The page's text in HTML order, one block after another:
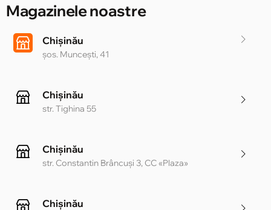
Magazinele noastre
Chișinău
șos. Muncești, 41
Chișinău
str. Tighina 55
Chișinău
str. Constantin Brâncuși 3, CC «Plaza»
Chișinău